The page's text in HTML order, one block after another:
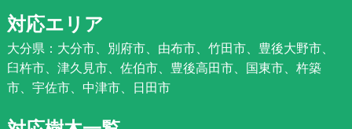
対応エリア
大分県：大分市、別府市、由布市、竹田市、豊後大野市、
臼杵市、津久見市、佐伯市、豊後高田市、国東市、杵築
市、宇佐市、中津市、日田市